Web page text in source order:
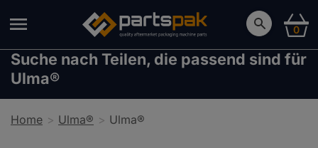
0
Suche nach Teilen, die passend sind für
Ulma®
Home Ulma® Ulma®